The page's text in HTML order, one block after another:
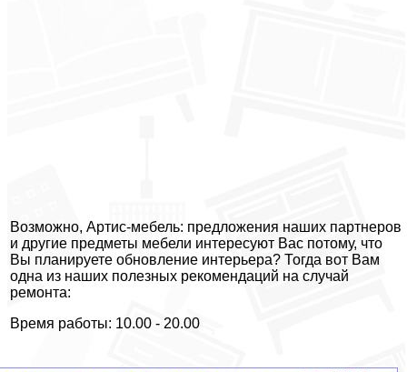
Возможно, Артис-мебель: предложения наших партнеров
и другие предметы мебели интересуют Вас потому, что
Вы планируете обновление интерьера? Тогда вот Вам
одна из наших полезных рекомендаций на случай
ремонта:
Время работы: 10.00 - 20.00